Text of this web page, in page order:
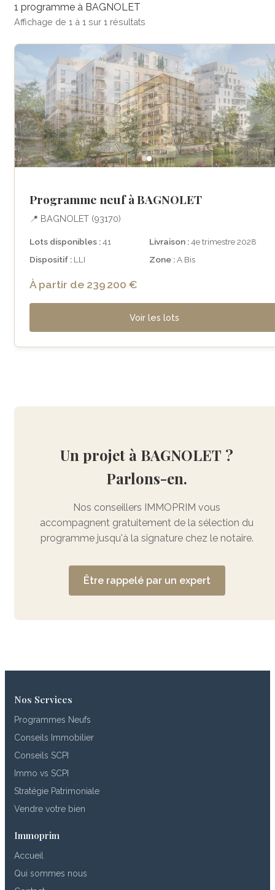
1 programme à BAGNOLET
Affichage de 1 à 1 sur 1 résultats
Programme neuf à BAGNOLET
📍 BAGNOLET (93170)
Lots disponibles :41 Livraison :4e trimestre 2028
Dispositif : LLI Zone :A Bis
À partir de 239 200 €
Voir les lots
Un projet à BAGNOLET ?
Parlons-en.
Nos conseillers IMMOPRIM vous
accompagnent gratuitement de la sélection du
programme jusqu'à la signature chez le notaire.
Être rappelé par un expert
Nos Services
Programmes Neufs
Conseils Immobilier
Conseils SCPI
Immo vs SCPI
Stratégie Patrimoniale
Vendre votre bien
Immoprim
Accueil
Qui sommes nous